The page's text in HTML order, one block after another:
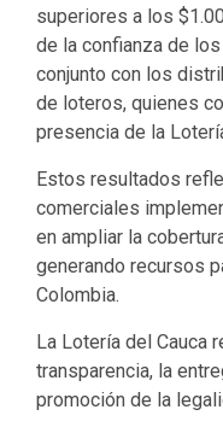
superiores a los
de la confianza de
conjunto con los
de loteros, quienes
presencia de la
Estos resultados
comerciales
en ampliar la
generando recursos
Colombia.
La Lotería del Cauca
transparencia, la
promoción de la